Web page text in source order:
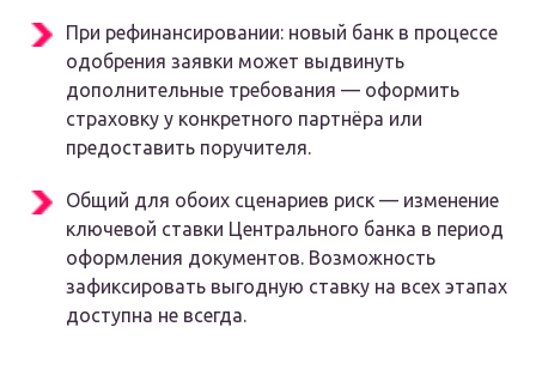
При рефинансировании: новый банк в процессе
одобрения заявки может выдвинуть
дополнительные требования — оформить
страховку у конкретного партнёра или
предоставить поручителя.
Общий для обоих сценариев риск — изменение
ключевой ставки Центрального банка в период
оформления документов. Возможность
зафиксировать выгодную ставку на всех этапах
доступна не всегда.